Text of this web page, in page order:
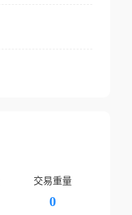
交易重量
0